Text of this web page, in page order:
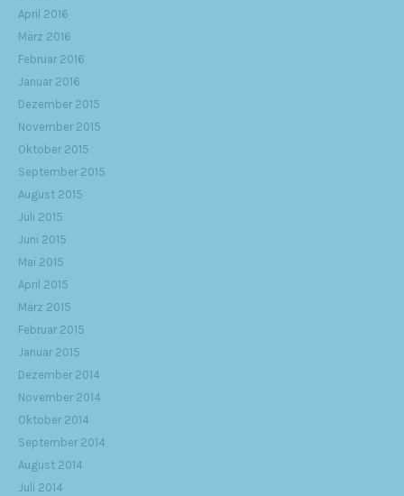
April 2016
März 2016
Februar 2016
Januar 2016
Dezember 2015
November 2015
Oktober 2015
September 2015
August 2015
Juli 2015
Juni 2015
Mai 2015
April 2015
März 2015
Februar 2015
Januar 2015
Dezember 2014
November 2014
Oktober 2014
September 2014
August 2014
Juli 2014